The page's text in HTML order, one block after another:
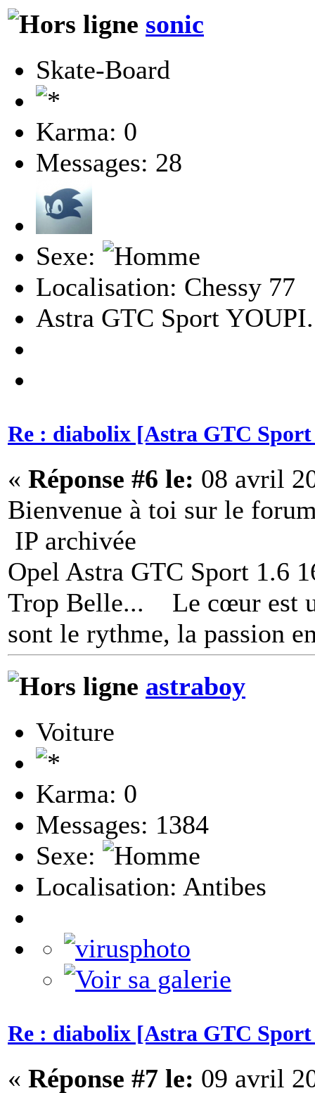
sonic
Skate-Board
Karma: 0
Messages: 28
Sexe:
Localisation: Chessy 77
Astra GTC Sport
Re : diabolix [Astra GTC Sport
« Réponse #6 le: 08 avril
Bienvenue à toi sur le
IP archivée
Opel Astra GTC Sport 1.6
Trop Belle... Le cœur est
sont le rythme, la passion
astraboy
Voiture
Karma: 0
Messages: 1384
Sexe:
Localisation: Antibes
Re : diabolix [Astra GTC Sport
« Réponse #7 le: 09 avril